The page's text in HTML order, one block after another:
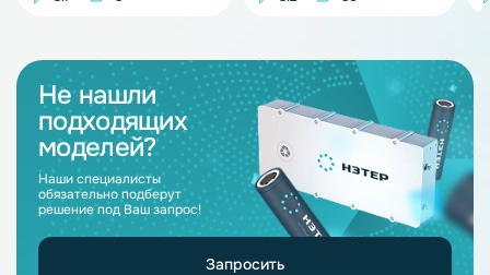
Не нашли
подходящих
моделей?
Наши специалисты
обязательно подберут
решение под Ваш запрос!
Запросить